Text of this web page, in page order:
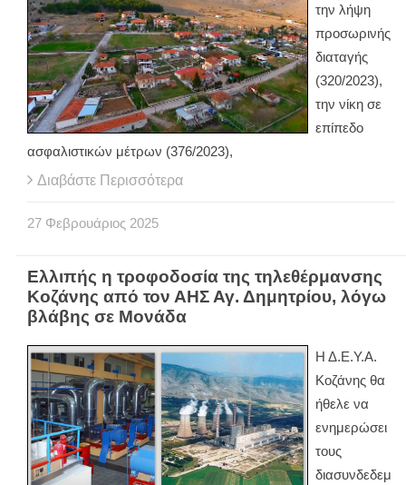
την λήψη
προσωρινής
διαταγής
(320/2023),
την νίκη σε
επίπεδο
ασφαλιστικών μέτρων (376/2023),
Διαβάστε Περισσότερα
27 Φεβρουάριος 2025
Ελλιπής η τροφοδοσία της τηλεθέρμανσης
Κοζάνης από τον ΑΗΣ Αγ. Δημητρίου, λόγω
βλάβης σε Μονάδα
Η Δ.Ε.Υ.Α.
Κοζάνης θα
ήθελε να
ενημερώσει
τους
διασυνδεδεμ